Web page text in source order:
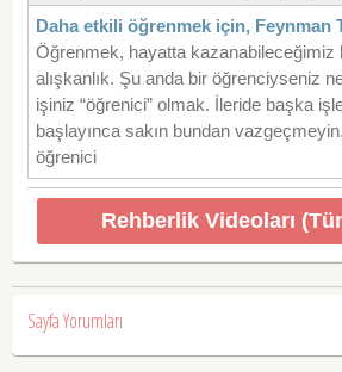
Daha etkili öğrenmek için, Feynman
Öğrenmek, hayatta kazanabileceğimiz
alışkanlık. Şu anda bir öğrenciyseniz
işiniz “öğrenici” olmak. İleride başka
başlayınca sakın bundan
öğrenici
Rehberlik Videoları
Sayfa Yorumları